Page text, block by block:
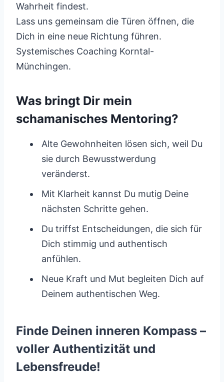
Wahrheit findest.
Lass uns gemeinsam die Türen öffnen, die
Dich in eine neue Richtung führen.
Systemisches Coaching Korntal-
Münchingen.
Was bringt Dir mein
schamanisches Mentoring?
Alte Gewohnheiten lösen sich, weil Du
sie durch Bewusstwerdung
veränderst.
Mit Klarheit kannst Du mutig Deine
nächsten Schritte gehen.
Du triffst Entscheidungen, die sich für
Dich stimmig und authentisch
anfühlen.
Neue Kraft und Mut begleiten Dich auf
Deinem authentischen Weg.
Finde Deinen inneren Kompass –
voller Authentizität und
Lebensfreude!